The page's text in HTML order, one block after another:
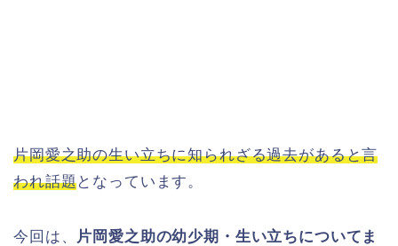
片岡愛之助の生い立ちに知られざる過去があると言
われ話題となっています。
今回は、 片岡愛之助の幼少期・生い立ちについてま